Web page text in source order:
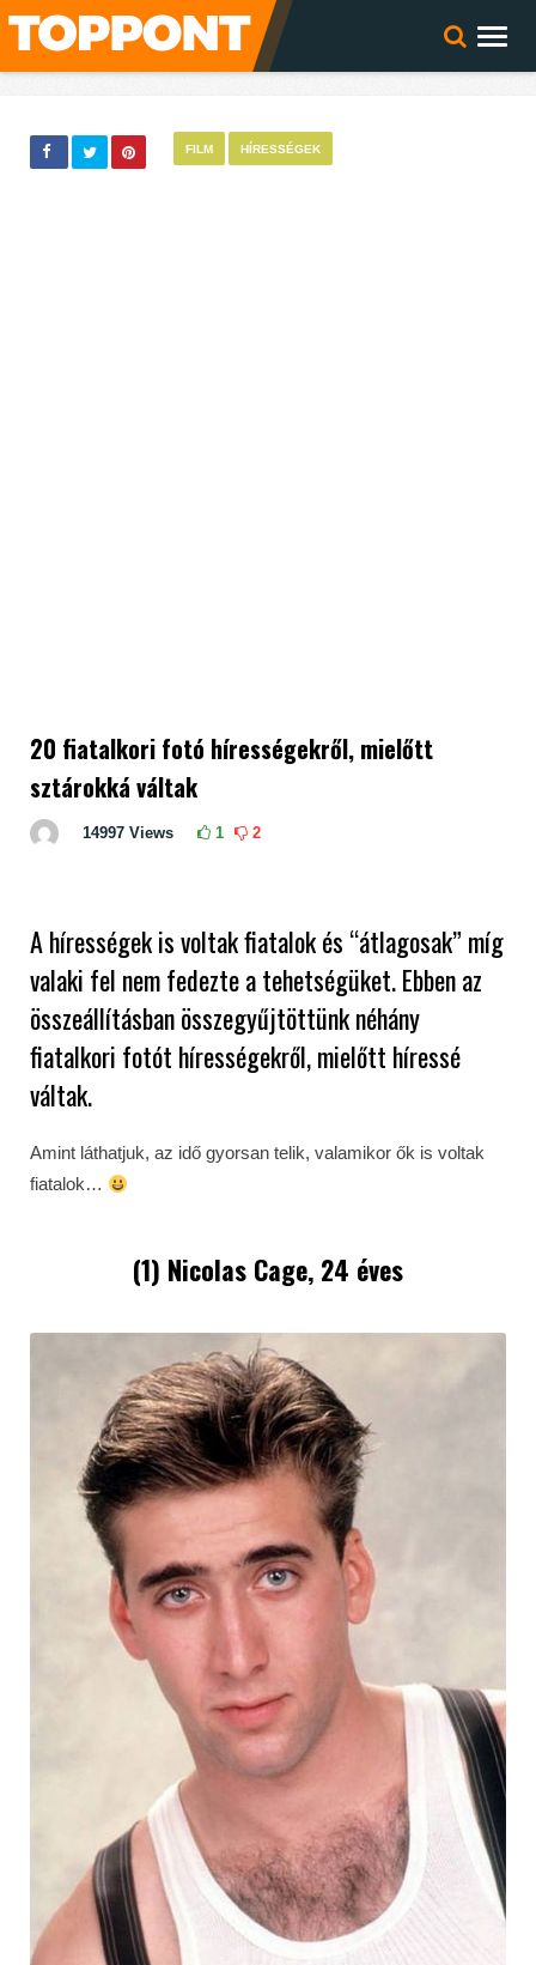
FILM HÍRESSÉGEK
20 fiatalkori fotó hírességekről, mielőtt
sztárokká váltak
14997 Views 1 2
A hírességek is voltak fiatalok és “átlagosak” míg
valaki fel nem fedezte a tehetségüket. Ebben az
összeállításban összegyűjtöttünk néhány
fiatalkori fotót hírességekről, mielőtt híressé
váltak.
Amint láthatjuk, az idő gyorsan telik, valamikor ők is voltak
fiatalok…
(1) Nicolas Cage, 24 éves